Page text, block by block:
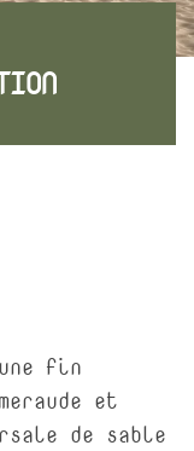
fin
et
de sable